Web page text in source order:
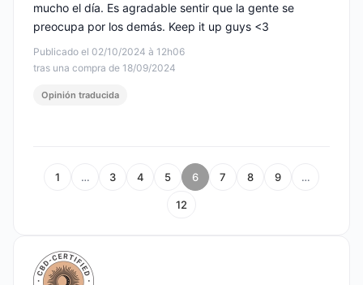
Publicado el 02/10/2024 à 12h06
tras una compra de 18/09/2024
mucho el día. Es agradable sentir que la gente se
preocupa por los demás. Keep it up guys <3
Opinión traducida
1 … 3 4 5 6 7 8 9 …
12